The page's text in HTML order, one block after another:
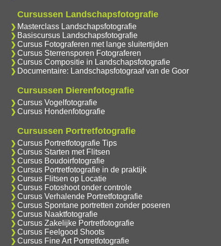
Cursussen Landschapsfotografie
Masterclass Landschapsfotografie
Basiscursus Landschapsfotografie
Cursus Fotograferen met lange sluitertijden
Cursus Sterrensporen Fotograferen
Cursus Compositie in Landschapsfotografie
Documentaire: Landschapsfotograaf van de Goor
Cursussen Dierenfotografie
Cursus Vogelfotografie
Cursus Hondenfotografie
Cursussen Portretfotografie
Cursus Portretfotografie Tips
Cursus Starten met Flitsen
Cursus Boudoirfotografie
Cursus Portretfotografie in de praktijk
Cursus Flitsen op Locatie
Cursus Fotoshoot onder controle
Cursus Verhalende Portretfotografie
Cursus Spontane portretten zonder poseren
Cursus Naaktfotografie
Cursus Zakelijke Portretfotografie
Cursus Feelgood Shoots
Cursus Fine Art Portretfotografie